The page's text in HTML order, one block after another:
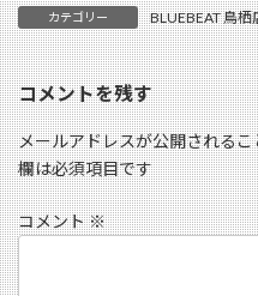
カテゴリー BLUEBEAT 鳥栖
コメントを残す
メールアドレスが公開される
欄は必須項目です
コメント※